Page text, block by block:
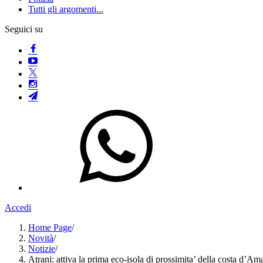
Tutti gli argomenti...
Seguici su
Accedi
Home Page/
Novità/
Notizie/
Atrani: attiva la prima eco-isola di prossimita’ della costa